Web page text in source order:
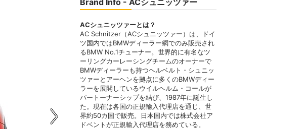
Brand Info - ACシュニッツァー
ACシュニッツァーとは？
AC Schnitzer（ACシュニッツァー）は、ドイ
ツ国内ではBMWディーラー網でのみ販売され
るBMW No.1チューナー。世界的に有名なツ
ーリングカーレーシングチームのオーナーで
BMWディーラーも持つヘルベルト・シュニッ
ツァーとアーヘンを拠点に多くのBMWディー
ラーを展開しているウイルヘルム・コールが
パートーナーシップを結び、1987年に誕生し
た。現在は各国の正規輸入代理店を通じ、世
界約50カ国で販売。日本国内では株式会社ア
ドベントが正規輸入代理店を務めている。